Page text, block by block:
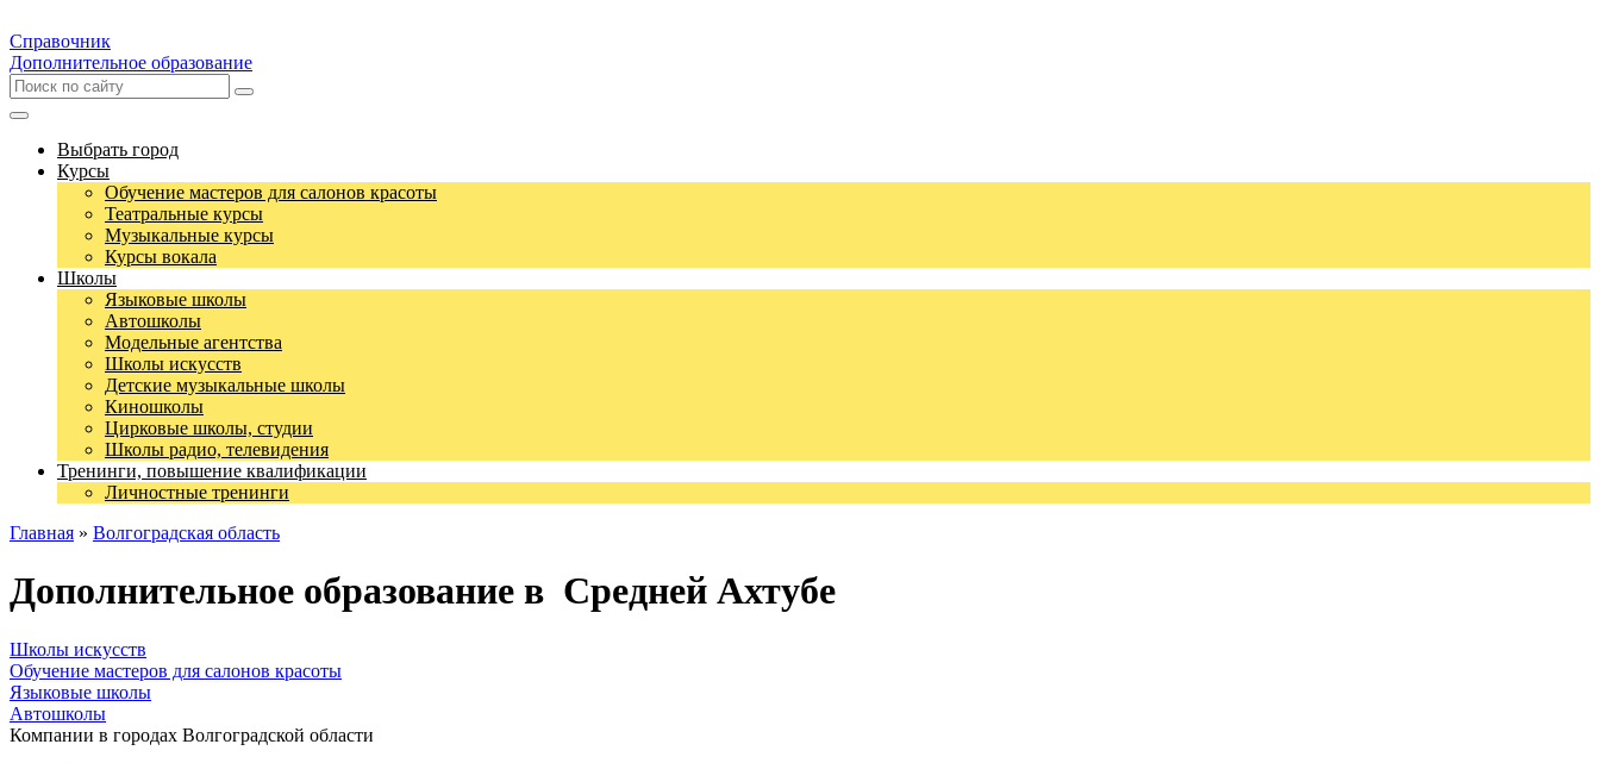
Справочник
Дополнительное образование
Выбрать город
Курсы
Обучение мастеров для салонов красоты
Театральные курсы
Музыкальные курсы
Курсы вокала
Школы
Языковые школы
Автошколы
Модельные агентства
Школы искусств
Детские музыкальные школы
Киношколы
Цирковые школы, студии
Школы радио, телевидения
Тренинги, повышение квалификации
Личностные тренинги
Главная » Волгоградская область
Дополнительное образование в Средней Ахтубе
Школы искусств
Обучение мастеров для салонов красоты
Языковые школы
Автошколы
Компании в городах Волгоградской области